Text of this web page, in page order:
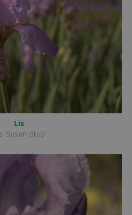
Lis
'Susan Bliss'